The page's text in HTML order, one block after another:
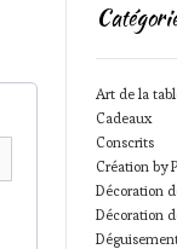
Art de la
Cadeaux
Conscrits
Création by
Décoration
Décoration